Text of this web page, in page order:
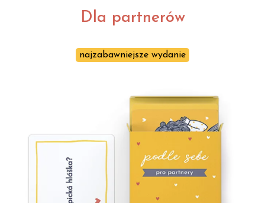
Dla partnerów
najzabawniejsze wydanie